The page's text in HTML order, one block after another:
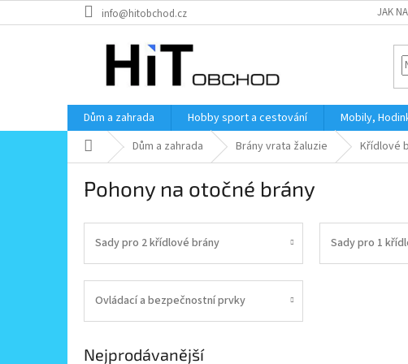
na
info@hitobchod.cz JAK
Dům a zahrada Hobby sport a cestování Mobily,
Domů Dům a zahrada Brány vrata žaluzie Křídlové
Pohony na otočné brány
Sady pro 2 křídlové brány Sady pro 1
Ovládací a bezpečnostní prvky
Nejprodávanější